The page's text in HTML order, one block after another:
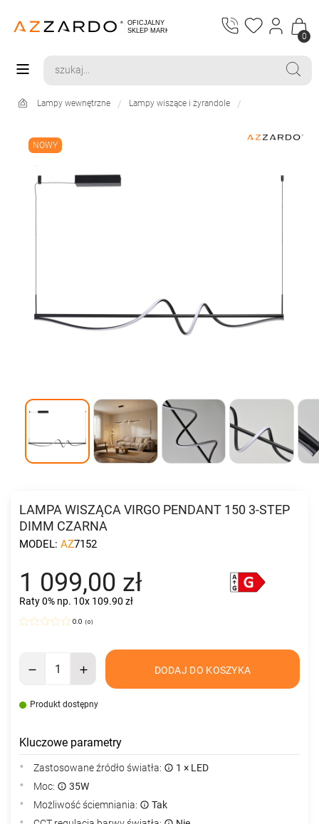
0
Lampy wewnętrzne Lampy wiszące i żyrandole
NOWY
LAMPA WISZĄCA VIRGO PENDANT 150 3-STEP
DIMM CZARNA
MODEL: AZ7152
1 099,00 zł
Raty 0% np. 10x 109.90 zł
0.0 (0)
DODAJ DO KOSZYKA
Produkt dostępny
Kluczowe parametry
Zastosowane źródło światła:
1 × LED
Moc:
35W
Możliwość ściemniania:
Tak